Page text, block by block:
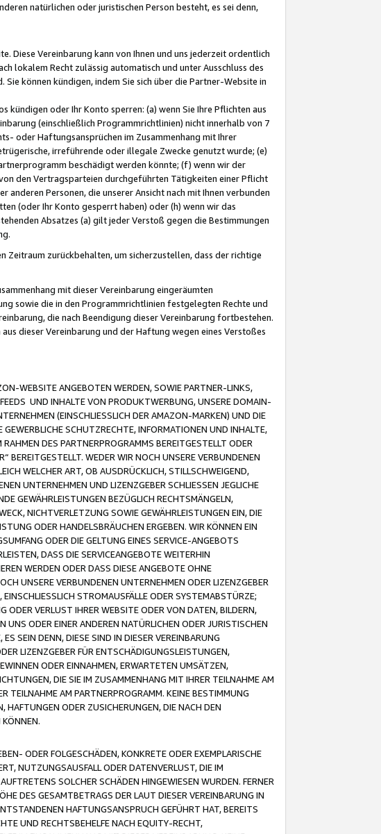
natürlichen oder juristischen Person besteht, es sei denn,
Diese Vereinbarung kann von Ihnen und uns jederzeit ordentlich
lokalem Recht zulässig automatisch und unter Ausschluss des
können kündigen, indem Sie sich über die Partner-Website in
oder Ihr Konto sperren: (a) wenn Sie Ihre Pflichten aus
(einschließlich Programmrichtlinien) nicht innerhalb von 7
oder Haftungsansprüchen im Zusammenhang mit Ihrer
irreführende oder illegale Zwecke genutzt wurde; (e)
beschädigt werden könnte; (f) wenn wir der
den Vertragsparteien durchgeführten Tätigkeiten einer Pflicht
Personen, die unserer Ansicht nach mit Ihnen verbunden
(oder Ihr Konto gesperrt haben) oder (h) wenn wir das
Absatzes (a) gilt jeder Verstoß gegen die Bestimmungen
Zeitraum zurückbehalten, um sicherzustellen, dass der richtige
mit dieser Vereinbarung eingeräumten
sowie die in den Programmrichtlinien festgelegten Rechte und
die nach Beendigung dieser Vereinbarung fortbestehen.
dieser Vereinbarung und der Haftung wegen eines Verstoßes
WEBSITE ANGEBOTEN WERDEN, SOWIE PARTNER-LINKS,
UND INHALTE VON PRODUKTWERBUNG, UNSERE DOMAIN-
(EINSCHLIESSLICH DER AMAZON-MARKEN) UND DIE
SCHUTZRECHTE, INFORMATIONEN UND INHALTE,
DES PARTNERPROGRAMMS BEREITGESTELLT ODER
BEREITGESTELLT. WEDER WIR NOCH UNSERE VERBUNDENEN
WELCHER ART, OB AUSDRÜCKLICH, STILLSCHWEIGEND,
UNTERNEHMEN UND LIZENZGEBER SCHLIESSEN JEGLICHE
GEWÄHRLEISTUNGEN BEZÜGLICH RECHTSMÄNGELN,
NICHTVERLETZUNG SOWIE GEWÄHRLEISTUNGEN EIN, DIE
ODER HANDELSBRÄUCHEN ERGEBEN. WIR KÖNNEN EIN
ODER DIE GELTUNG EINES SERVICE-ANGEBOTS
DASS DIE SERVICEANGEBOTE WEITERHIN
WERDEN ODER DASS DIESE ANGEBOTE OHNE
UNSERE VERBUNDENEN UNTERNEHMEN ODER LIZENZGEBER
STROMAUSFÄLLE ODER SYSTEMABSTÜRZE;
ODER VERLUST IHRER WEBSITE ODER VON DATEN, BILDERN,
ODER EINER ANDEREN NATÜRLICHEN ODER JURISTISCHEN
SEIN DENN, DIESE SIND IN DIESER VEREINBARUNG
LIZENZGEBER FÜR ENTSCHÄDIGUNGSLEISTUNGEN,
ODER EINNAHMEN, ERWARTETEN UMSÄTZEN,
DIE SIE IM ZUSAMMENHANG MIT IHRER TEILNAHME AM
TEILNAHME AM PARTNERPROGRAMM. KEINE BESTIMMUNG
HAFTUNGEN ODER ZUSICHERUNGEN, DIE NACH DEN
ODER FOLGESCHÄDEN, KONKRETE ODER EXEMPLARISCHE
NUTZUNGSAUSFALL ODER DATENVERLUST, DIE IM
SOLCHER SCHÄDEN HINGEWIESEN WURDEN. FERNER
DES GESAMTBETRAGS DER LAUT DIESER VEREINBARUNG IN
HAFTUNGSANSPRUCH GEFÜHRT HAT, BEREITS
UND RECHTSBEHELFE NACH EQUITY-RECHT,